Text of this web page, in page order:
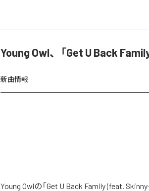
Young Owl、「Get U Back
新曲情報
Young Owlの「Get U Back Family (feat.